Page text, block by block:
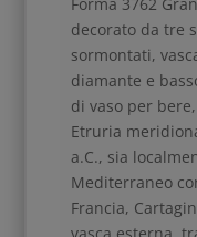
Forma 3762
decorato da tre
sormontati,
diamante e
di vaso per
Etruria
a.C., sia
Mediterraneo
Francia,